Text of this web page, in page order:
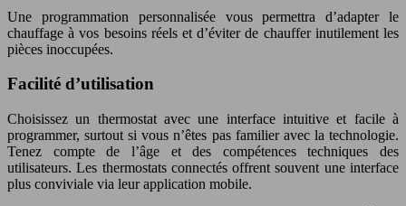
Une programmation personnalisée vous permettra d’adapter le
chauffage à vos besoins réels et d’éviter de chauffer inutilement les
pièces inoccupées.
Facilité d’utilisation
Choisissez un thermostat avec une interface intuitive et facile à
programmer, surtout si vous n’êtes pas familier avec la technologie.
Tenez compte de l’âge et des compétences techniques des
utilisateurs. Les thermostats connectés offrent souvent une interface
plus conviviale via leur application mobile.